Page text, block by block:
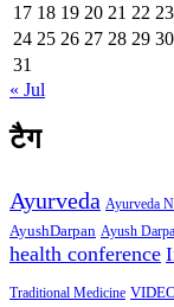
17 18 19 20 21 22 23
24 25 26 27 28 29 30
31
« Jul
टैग
Ayurveda Ayurveda
AyushDarpan Ayush
health conference
Traditional Medicine